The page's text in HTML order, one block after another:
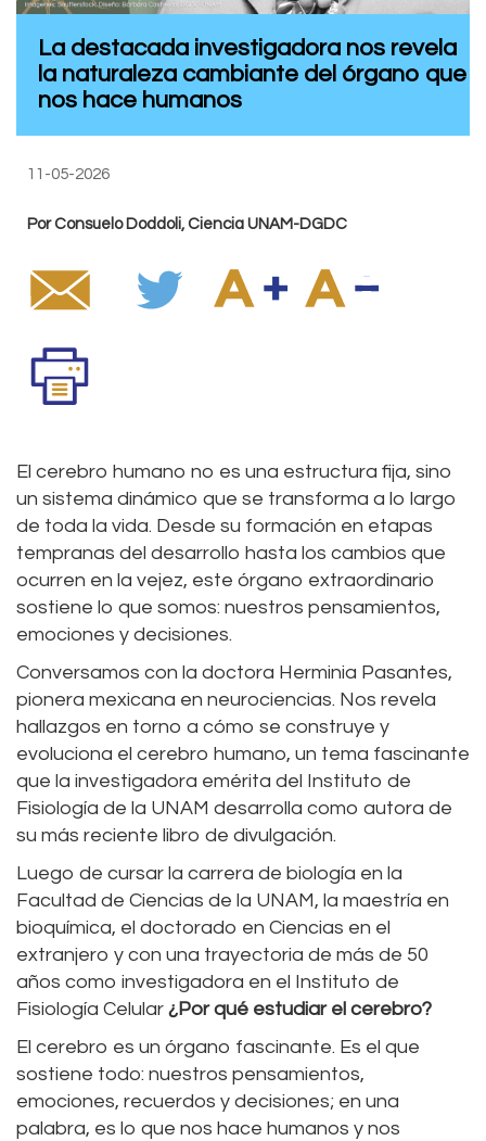
La destacada investigadora nos revela
la naturaleza cambiante del órgano que
nos hace humanos
11-05-2026
Por Consuelo Doddoli, Ciencia UNAM-DGDC
El cerebro humano no es una estructura fija, sino
un sistema dinámico que se transforma a lo largo
de toda la vida. Desde su formación en etapas
tempranas del desarrollo hasta los cambios que
ocurren en la vejez, este órgano extraordinario
sostiene lo que somos: nuestros pensamientos,
emociones y decisiones.
Conversamos con la doctora Herminia Pasantes,
pionera mexicana en neurociencias. Nos revela
hallazgos en torno a cómo se construye y
evoluciona el cerebro humano, un tema fascinante
que la investigadora emérita del Instituto de
Fisiología de la UNAM desarrolla como autora de
su más reciente libro de divulgación.
Luego de cursar la carrera de biología en la
Facultad de Ciencias de la UNAM, la maestría en
bioquímica, el doctorado en Ciencias en el
extranjero y con una trayectoria de más de 50
años como investigadora en el Instituto de
Fisiología Celular ¿Por qué estudiar el cerebro?
El cerebro es un órgano fascinante. Es el que
sostiene todo: nuestros pensamientos,
emociones, recuerdos y decisiones; en una
palabra, es lo que nos hace humanos y nos